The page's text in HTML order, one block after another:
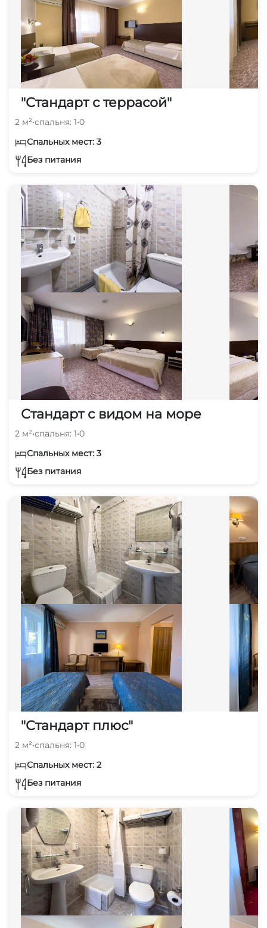
"Стандарт с террасой"
2 м²•спальня: 1•0
Спальных мест: 3
Без питания
Стандарт с видом на море
2 м²•спальня: 1•0
Спальных мест: 3
Без питания
"Стандарт плюс"
2 м²•спальня: 1•0
Спальных мест: 2
Без питания